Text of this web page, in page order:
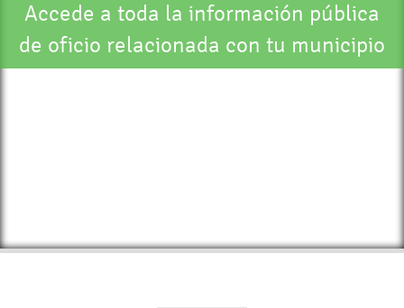
Accede a toda la información pública
de oficio relacionada con tu municipio